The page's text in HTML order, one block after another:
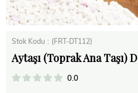
Stok Kodu (FRT-DT112)
Aytaşı (Toprak Ana Taşı)
0.0